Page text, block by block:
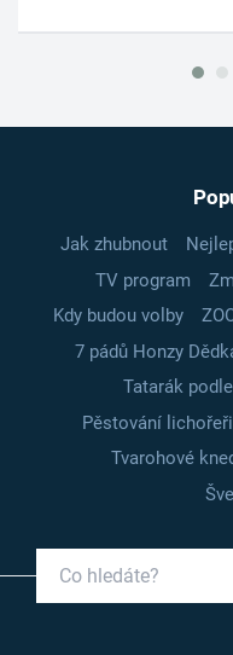
Jak zhubnout
TV program
Kdy budou volby
7 pádů Honzy
Tatarák
Pěstování
Tvarohové